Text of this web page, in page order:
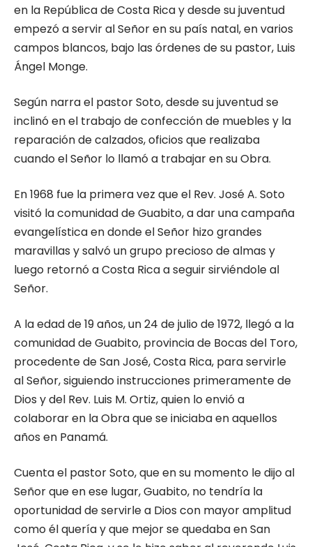
en la República de Costa Rica y desde su juventud
empezó a servir al Señor en su país natal, en varios
campos blancos, bajo las órdenes de su pastor, Luis
Ángel Monge.
Según narra el pastor Soto, desde su juventud se
inclinó en el trabajo de confección de muebles y la
reparación de calzados, oficios que realizaba
cuando el Señor lo llamó a trabajar en su Obra.
En 1968 fue la primera vez que el Rev. José A. Soto
visitó la comunidad de Guabito, a dar una campaña
evangelística en donde el Señor hizo grandes
maravillas y salvó un grupo precioso de almas y
luego retornó a Costa Rica a seguir sirviéndole al
Señor.
A la edad de 19 años, un 24 de julio de 1972, llegó a la
comunidad de Guabito, provincia de Bocas del Toro,
procedente de San José, Costa Rica, para servirle
al Señor, siguiendo instrucciones primeramente de
Dios y del Rev. Luis M. Ortiz, quien lo envió a
colaborar en la Obra que se iniciaba en aquellos
años en Panamá.
Cuenta el pastor Soto, que en su momento le dijo al
Señor que en ese lugar, Guabito, no tendría la
oportunidad de servirle a Dios con mayor amplitud
como él quería y que mejor se quedaba en San